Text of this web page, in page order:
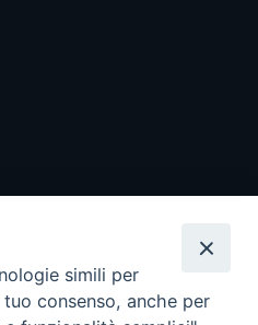
simili per
consenso, anche per